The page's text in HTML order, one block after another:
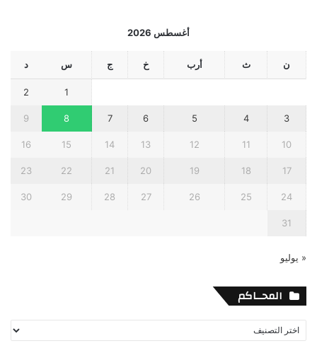
أغسطس 2026
ن ث أرب خ ج س د
1
2
3
4
5
6
7
8
9
10
11
12
13
14
15
16
17
18
19
20
21
22
23
24
25
26
27
28
29
30
31
« يوليو
المحــاكم
المحــاكم